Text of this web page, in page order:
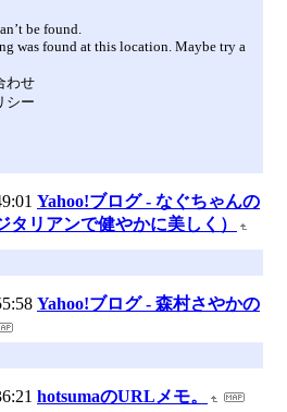
be found.
was found at this location. Maybe try a
わせ
シー
Yahoo!ブログ - なぐちゃんの
タリアンで健やかに美しく）
Yahoo!ブログ - 森村さやかの
hotsumaのURLメモ。